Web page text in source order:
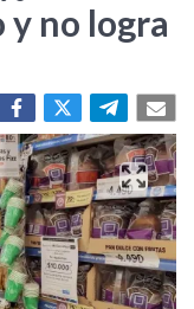
no logra